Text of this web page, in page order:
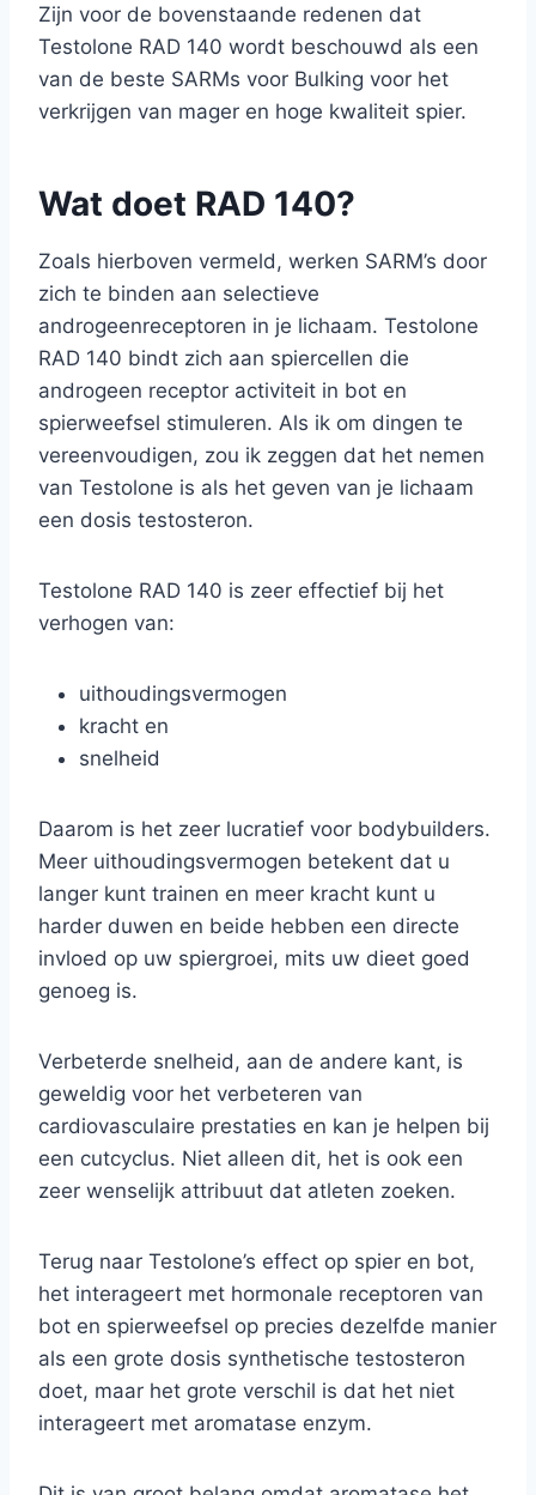
Zijn voor de bovenstaande redenen dat
Testolone RAD 140 wordt beschouwd als een
van de beste SARMs voor Bulking voor het
verkrijgen van mager en hoge kwaliteit spier.
Wat doet RAD 140?
Zoals hierboven vermeld, werken SARM’s door
zich te binden aan selectieve
androgeenreceptoren in je lichaam. Testolone
RAD 140 bindt zich aan spiercellen die
androgeen receptor activiteit in bot en
spierweefsel stimuleren. Als ik om dingen te
vereenvoudigen, zou ik zeggen dat het nemen
van Testolone is als het geven van je lichaam
een dosis testosteron.
Testolone RAD 140 is zeer effectief bij het
verhogen van:
uithoudingsvermogen
kracht en
snelheid
Daarom is het zeer lucratief voor bodybuilders.
Meer uithoudingsvermogen betekent dat u
langer kunt trainen en meer kracht kunt u
harder duwen en beide hebben een directe
invloed op uw spiergroei, mits uw dieet goed
genoeg is.
Verbeterde snelheid, aan de andere kant, is
geweldig voor het verbeteren van
cardiovasculaire prestaties en kan je helpen bij
een cutcyclus. Niet alleen dit, het is ook een
zeer wenselijk attribuut dat atleten zoeken.
Terug naar Testolone’s effect op spier en bot,
het interageert met hormonale receptoren van
bot en spierweefsel op precies dezelfde manier
als een grote dosis synthetische testosteron
doet, maar het grote verschil is dat het niet
interageert met aromatase enzym.